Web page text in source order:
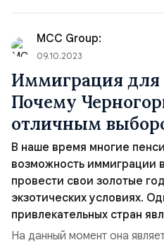
MCC Group:
09.10.2023
Иммиграция для
Почему
отличным
В наше время многие
возможность иммиграции
провести свои золотые
экзотических условиях.
привлекательных стран
На данный момент она